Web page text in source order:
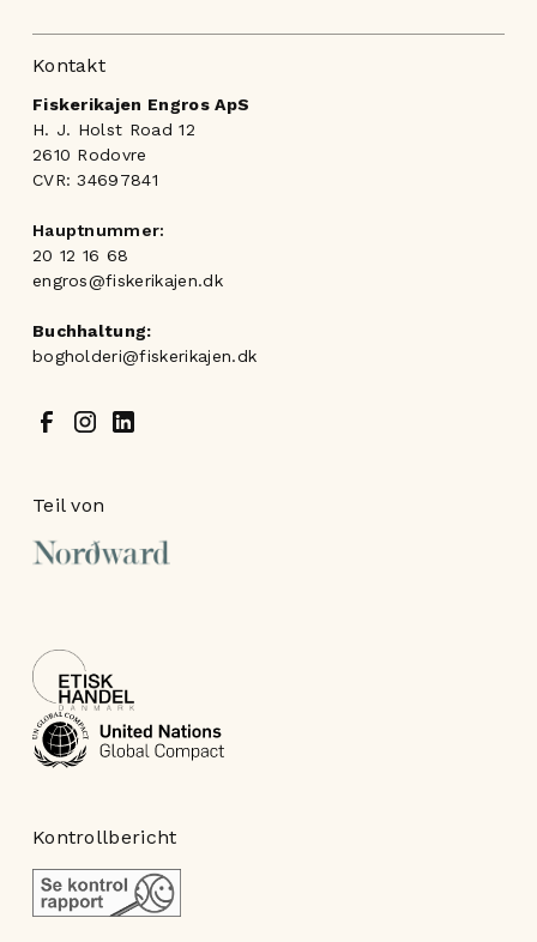
Kontakt
Fiskerikajen Engros ApS
H. J. Holst Road 12
2610 Rodovre
CVR: 34697841
Hauptnummer:
20 12 16 68
engros@fiskerikajen.dk
Buchhaltung:
bogholderi@fiskerikajen.dk
Teil von
Kontrollbericht